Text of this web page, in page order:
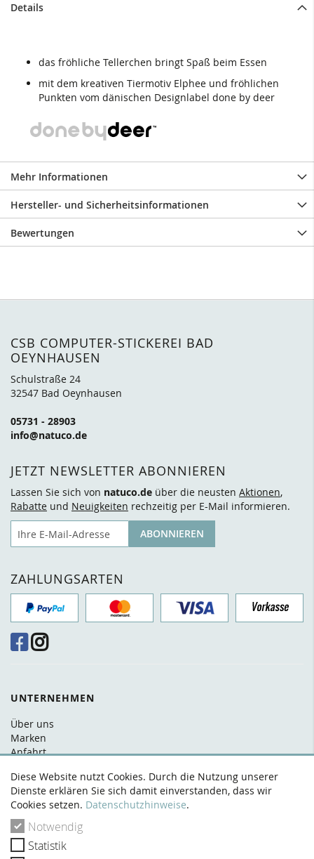
Diese Website nutzt Cookies. Durch die Nutzung unserer
Dienste erklären Sie sich damit einverstanden, dass wir
Cookies setzen. Datenschutzhinweise.
Notwendig
Statistik
Details
das fröhliche Tellerchen bringt Spaß beim Essen
mit dem kreativen Tiermotiv Elphee und fröhlichen
Punkten vom dänischen Designlabel done by deer
Mehr Informationen
Hersteller- und Sicherheitsinformationen
Bewertungen
CSB COMPUTER-STICKEREI BAD
OEYNHAUSEN
Schulstraße 24
32547 Bad Oeynhausen
05731 - 28903
info@natuco.de
JETZT NEWSLETTER ABONNIEREN
Lassen Sie sich von natuco.de über die neusten Aktionen,
Rabatte und Neuigkeiten rechzeitig per E-Mail informieren.
ABONNIEREN
ZAHLUNGSARTEN
UNTERNEHMEN
Über uns
Marken
Anfahrt
Kontakt
RECHTLICHES
AGB
Datenschutz